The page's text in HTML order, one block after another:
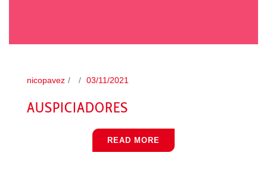
nicopavez 03/11/2021
AUSPICIADORES
READ MORE